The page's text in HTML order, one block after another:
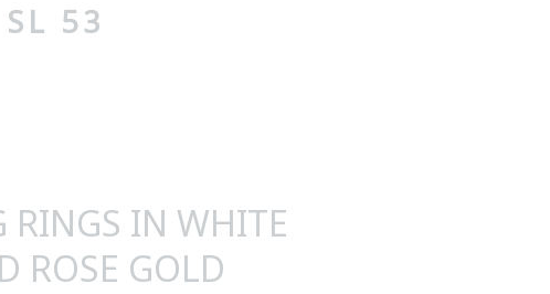
53
RINGS IN WHITE
ROSE GOLD